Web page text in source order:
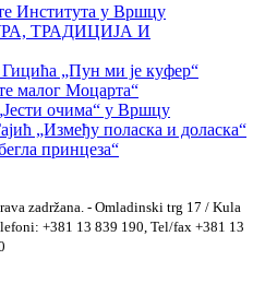
Института у Вршцу
ТРАДИЦИЈА И
„Пун ми је куфер“
малог Моцарта“
очима“ у Вршцу
„Између поласка и доласка“
принцеза“
zadržana. - Omladinski trg 17 / Kula
+381 13 839 190, Tel/fax +381 13